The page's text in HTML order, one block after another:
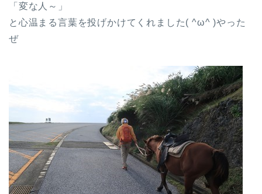
「変な人～」
と心温まる言葉を投げかけてくれました( ^ω^ )やった
ぜ